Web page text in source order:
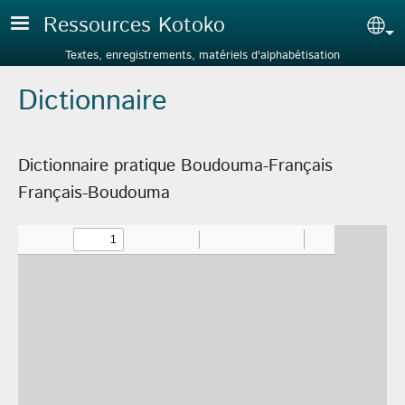
Aller au contenu principal
Ressources Kotoko
Textes, enregistrements, matériels d'alphabétisation
Dictionnaire
Dictionnaire pratique Boudouma-Français
Français-Boudouma